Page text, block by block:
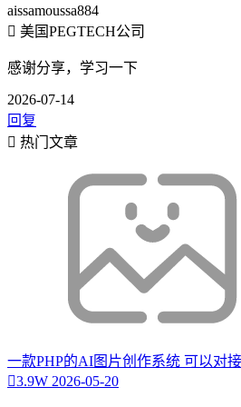
aissamoussa884
美国PEGTECH公司
感谢分享，学习一下
2026-07-14
回复
热门文章
一款PHP的AI图片创作系统 可以对
3.9W 2026-05-20